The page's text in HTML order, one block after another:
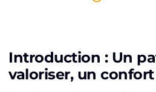
Introduction : Un
valoriser, un